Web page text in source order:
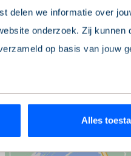
delen we informatie over
onderzoek. Zij kunnen
op basis van jouw
via de link ‘
Alles